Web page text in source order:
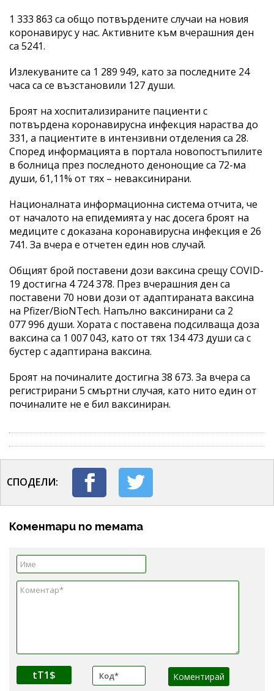
1 333 863 са общо потвърдените случаи на новия
коронавирус у нас. Активните към вчерашния ден
са 5241.
Излекуваните са 1 289 949, като за последните 24
часа са се възстановили 127 души.
Броят на хоспитализираните пациенти с
потвърдена коронавирусна инфекция нараства до
331, а пациентите в интензивни отделения са 28.
Според информацията в портала новопостъпилите
в болница през последното денонощие са 72-ма
души, 61,11% от тях – неваксинирани.
Националната информационна система отчита, че
от началото на епидемията у нас досега броят на
медиците с доказана коронавирусна инфекция е 26
741. За вчера е отчетен един нов случай.
Общият брой поставени дози ваксина срещу COVID-
19 достигна 4 724 378. През вчерашния ден са
поставени 70 нови дози от адаптираната ваксина
на Pfizer/BioNTech. Напълно ваксинирани са 2
077 996 души. Хората с поставена подсилваща доза
ваксина са 1 007 043, като от тях 134 473 души са с
бустер с адаптирана ваксина.
Броят на починалите достигна 38 673. За вчера са
регистрирани 5 смъртни случая, като нито един от
починалите не е бил ваксиниран.
СПОДЕЛИ:
Коментари по темата
tT1$